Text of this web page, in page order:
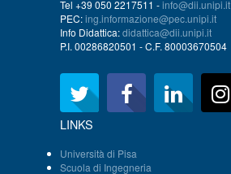
Tel +39 050 2217511 -info@dii.unipi.it
PEC:ing.informazione@pec.unipi.it
Info Didattica:didattica@dii.unipi.it
P.I. 00286820501 - C.F. 80003670504
LINKS
Università di Pisa
Scuola di Ingegneria